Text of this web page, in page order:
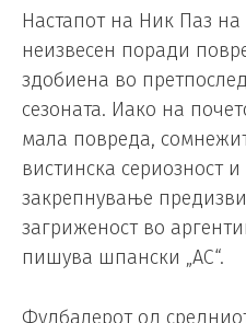
Настапот на Ник Паз на
неизвесен поради
здобиена во
сезоната. Иако на
мала повреда,
вистинска сериозност
закрепнување
загриженост во
пишува шпански „АС“.
Фудбалерот од